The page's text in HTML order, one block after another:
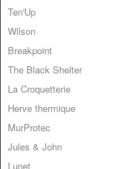
Ten'Up
Wilson
Breakpoint
The Black Shelter
La Croquetterie
Herve thermique
MurProtec
Jules & John
Lunet